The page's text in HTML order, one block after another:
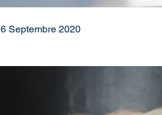
6 Septembre 2020